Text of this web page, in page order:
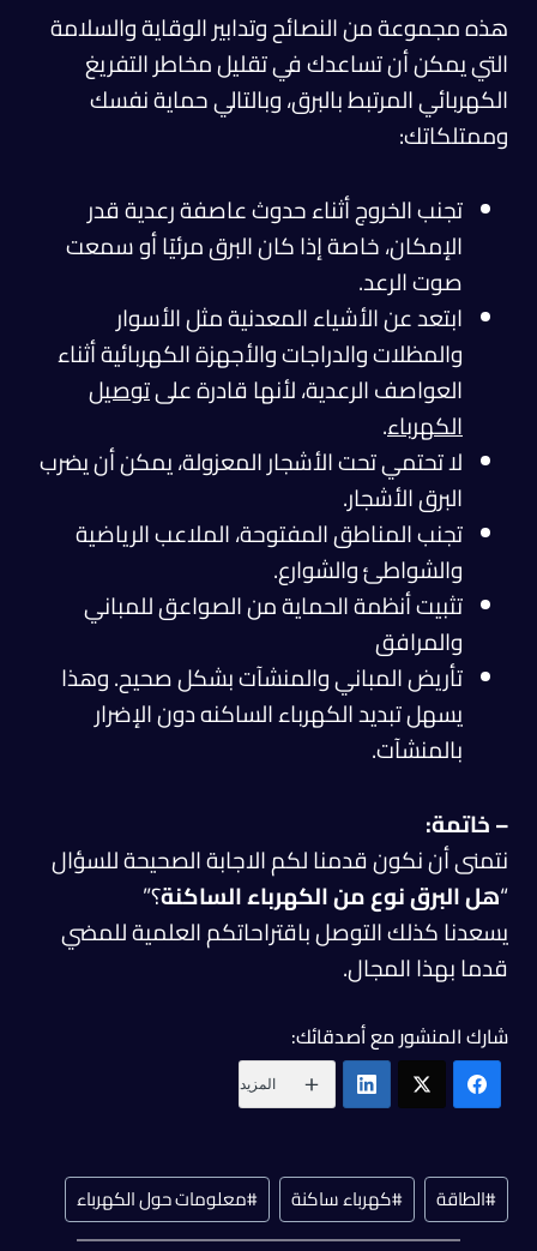
هذه مجموعة من النصائح وتدابير الوقاية والسلامة
التي يمكن أن تساعدك في تقليل مخاطر التفريغ
الكهربائي المرتبط بالبرق، وبالتالي حماية نفسك
وممتلكاتك:
تجنب الخروج أثناء حدوث عاصفة رعدية قدر
الإمكان، خاصة إذا كان البرق مرئيًا أو سمعت
صوت الرعد.
ابتعد عن الأشياء المعدنية مثل الأسوار
والمظلات والدراجات والأجهزة الكهربائية أثناء
العواصف الرعدية، لأنها قادرة علىتوصيل
الكهرباء.
لا تحتمي تحت الأشجار المعزولة، يمكن أن يضرب
البرق الأشجار.
تجنب المناطق المفتوحة، الملاعب الرياضية
والشواطئ والشوارع.
تثبيت أنظمة الحماية من الصواعق للمباني
والمرافق
تأريض المباني والمنشآت بشكل صحيح. وهذا
يسهل تبديد الكهرباء الساكنه دون الإضرار
بالمنشآت.
– خاتمة:
نتمنى أن نكون قدمنا لكم الاجابة الصحيحة للسؤال
“هل البرق نوع من الكهرباء الساكنة؟”
يسعدنا كذلك التوصل باقتراحاتكم العلمية للمضي
قدما بهذا المجال.
شارك المنشور مع أصدقائك:
المزيد
#الطاقة #كهرباء ساكنة #معلومات حول الكهرباء